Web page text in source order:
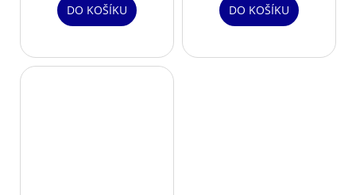
DO KOŠÍKU DO KOŠÍKU